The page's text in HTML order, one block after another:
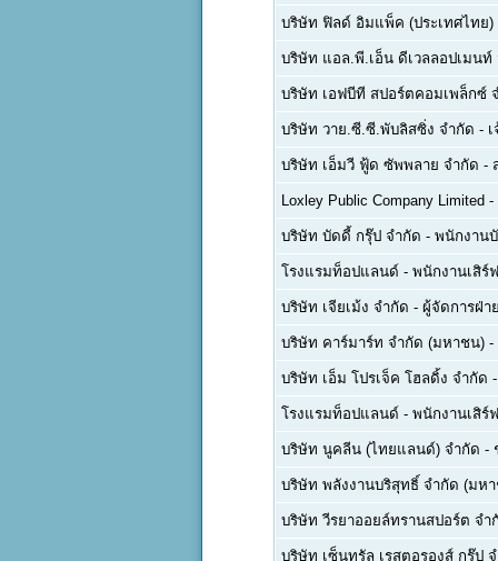
บริษัท ฟิลด์ อิมแพ็ค (ประเทศไทย)
บริษัท แอล.พี.เอ็น ดีเวลลอปเมน
บริษัท เอฟบีที สปอร์ตคอมเพล็กซ์
บริษัท วาย.ซี.ซี.พับลิสซิ่ง จำกัด -
บริษัท เอ็มวี ฟู้ด ซัพพลาย จำกัด -
Loxley Public Company Limited -
บริษัท บัดดี้ กรุ๊ป จำกัด - พนักงาน
โรงแรมท็อปแลนด์ - พนักงานเสิร์
บริษัท เจียเม้ง จำกัด - ผู้จัดการฝ่า
บริษัท คาร์มาร์ท จำกัด (มหาชน) -
บริษัท เอ็ม โปรเจ็ค โฮลดิ้ง จำกัด
โรงแรมท็อปแลนด์ - พนักงานเสิร์
บริษัท นูคลีน (ไทยแลนด์) จำกัด -
บริษัท พลังงานบริสุทธิ์ จำกัด (มห
บริษัท วีรยาออยล์ทรานสปอร์ต จำ
บริษัท เซ็นทรัล เรสตอรองส์ กรุ๊ป